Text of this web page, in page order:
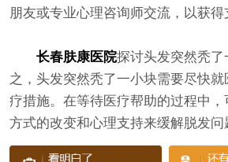
朋友或专业心理咨询师交流，以获得
长春肤康医院探讨头发突然秃
之，头发突然秃了一小块需要尽快
疗措施。在等待医疗帮助的过程中
方式的改变和心理支持来缓解脱发问